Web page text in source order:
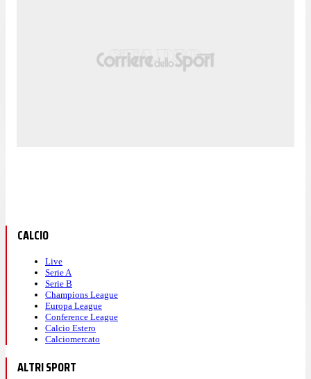
CALCIO
Live
Serie A
Serie B
Champions League
Europa League
Conference League
Calcio Estero
Calciomercato
ALTRI SPORT